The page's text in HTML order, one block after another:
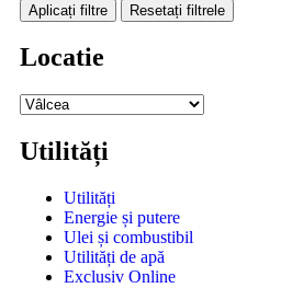
Aplicați filtre Resetați filtrele
Locatie
Utilități
Utilități
Energie și putere
Ulei și combustibil
Utilități de apă
Exclusiv Online